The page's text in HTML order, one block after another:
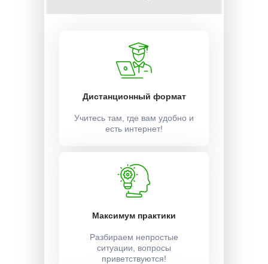
Дистанционный формат
Учитесь там, где вам удобно и
есть интернет!
Максимум практики
Разбираем непростые
ситуации, вопросы
приветствуются!